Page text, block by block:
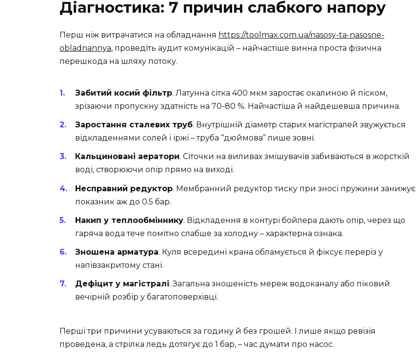
Діагностика: 7 причин слабкого напору
Перш ніж витрачатися на обладнання https://toolmax.com.ua/nasosy-ta-nasosne-
obladnannya, проведіть аудит комунікацій – найчастіше винна проста фізична
перешкода на шляху потоку.
Забитий косий фільтр. Латунна сітка 400 мкм заростає окалиною й піском,
зрізаючи пропускну здатність на 70-80 %. Найчастіша й найдешевша причина.
Заростання сталевих труб. Внутрішній діаметр старих магістралей звужується
відкладеннями солей і іржі – труба “дюймова” лише зовні.
Кальциновані аератори. Сіточки на виливах змішувачів забиваються в жорсткій
воді, створюючи опір прямо на виході.
Несправний редуктор. Мембранний редуктор тиску при зносі пружини занижує
показник аж до 0.5 бар.
Накип у теплообміннику. Відкладення в контурі бойлера дають опір, через що
гаряча вода тече помітно слабше за холодну – характерна ознака.
Зношена арматура. Куля всередині крана обламується й фіксує переріз у
напівзакритому стані.
Дефіцит у магістралі. Загальна зношеність мереж водоканалу або піковий
вечірній розбір у багатоповерхівці.
Перші три причини усуваються за годину й без грошей. І лише якщо ревізія
проведена, а стрілка ледь дотягує до 1 бар, – час думати про насос.